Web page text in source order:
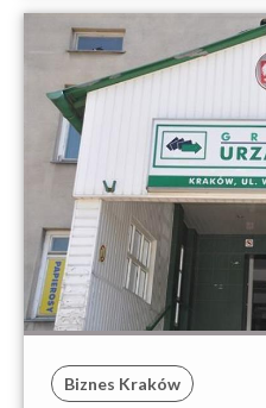
Biznes Kraków